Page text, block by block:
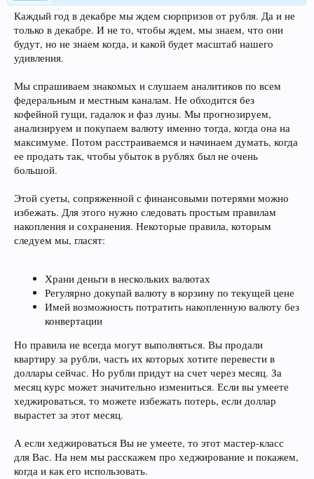
Каждый год в декабре мы ждем сюрпризов от рубля. Да и не
только в декабре. И не то, чтобы ждем, мы знаем, что они
будут, но не знаем когда, и какой будет масштаб нашего
удивления.
Мы спрашиваем знакомых и слушаем аналитиков по всем
федеральным и местным каналам. Не обходится без
кофейной гущи, гадалок и фаз луны. Мы прогнозируем,
анализируем и покупаем валюту именно тогда, когда она на
максимуме. Потом расстраиваемся и начинаем думать, когда
ее продать так, чтобы убыток в рублях был не очень
большой.
Этой суеты, сопряженной с финансовыми потерями можно
избежать. Для этого нужно следовать простым правилам
накопления и сохранения. Некоторые правила, которым
следуем мы, гласят:
Храни деньги в нескольких валютах
Регулярно докупай валюту в корзину по текущей цене
Имей возможность потратить накопленную валюту без
конвертации
Но правила не всегда могут выполняться. Вы продали
квартиру за рубли, часть их которых хотите перевести в
доллары сейчас. Но рубли придут на счет через месяц. За
месяц курс может значительно измениться. Если вы умеете
хеджироваться, то можете избежать потерь, если доллар
вырастет за этот месяц.
А если хеджироваться Вы не умеете, то этот мастер-класс
для Вас. На нем мы расскажем про хеджирование и покажем,
когда и как его использовать.